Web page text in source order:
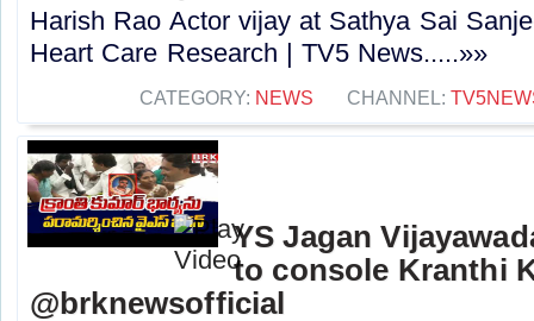
Harish Rao Actor vijay at Sathya Sai
Heart Care Research | TV5 News.....»»
CATEGORY: NEWS CHANNEL:
YS Jagan
to console Kranthi
@brknewsofficial